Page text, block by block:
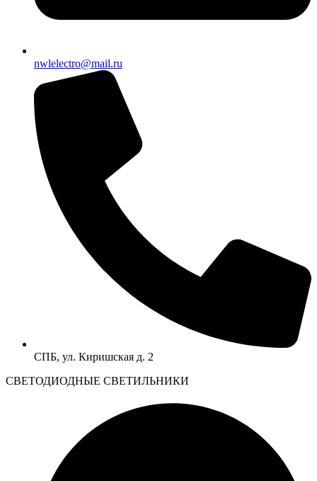
nwlelectro@mail.ru
СПБ, ул. Киришская д. 2
CВЕТОДИОДНЫЕ СВЕТИЛЬНИКИ